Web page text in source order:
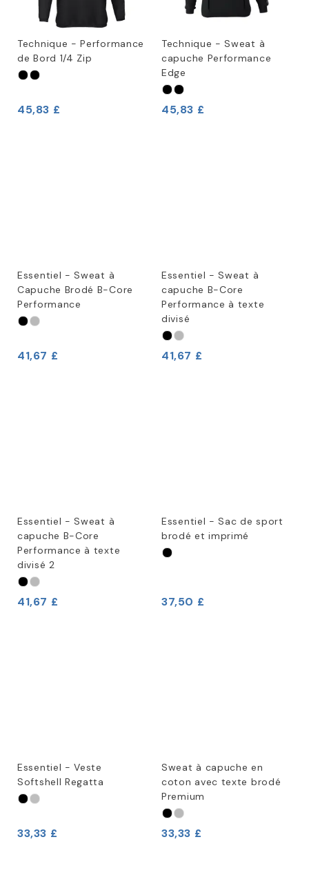
Technique - Performance
de Bord 1/4 Zip
45,83 £
Technique - Sweat à
capuche Performance
Edge
45,83 £
Essentiel - Sweat à
Capuche Brodé B-Core
Performance
41,67 £
Essentiel - Sweat à
capuche B-Core
Performance à texte
divisé
41,67 £
Essentiel - Sweat à
capuche B-Core
Performance à texte
divisé 2
41,67 £
Essentiel - Sac de sport
brodé et imprimé
37,50 £
Essentiel - Veste
Softshell Regatta
33,33 £
Sweat à capuche en
coton avec texte brodé
Premium
33,33 £